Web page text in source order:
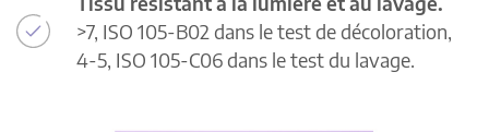
>7, ISO 105-B02 dans le test de décoloration,
4-5, ISO 105-C06 dans le test du lavage.